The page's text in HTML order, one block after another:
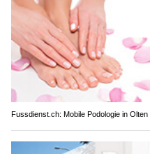
Fussdienst.ch: Mobile Podologie in